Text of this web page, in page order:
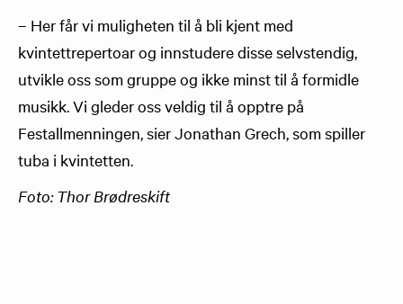
– Her får vi muligheten til å bli kjent med
kvintettrepertoar og innstudere disse selvstendig,
utvikle oss som gruppe og ikke minst til å formidle
musikk. Vi gleder oss veldig til å opptre på
Festallmenningen, sier Jonathan Grech, som spiller
tuba i kvintetten.
Foto: Thor Brødreskift